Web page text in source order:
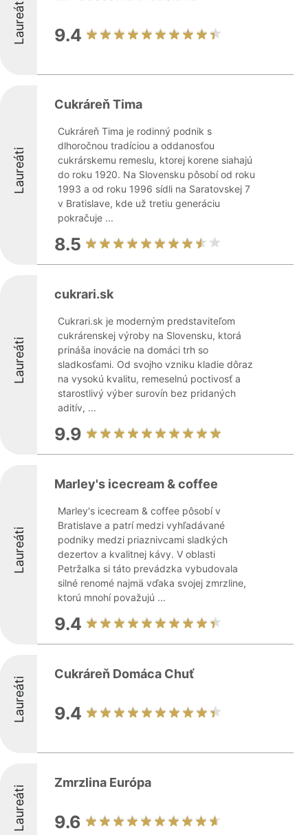
Laureáti 9.4
Laureáti
Cukráreň Tima
Cukráreň Tima je rodinný podnik s
dlhoročnou tradíciou a oddanosťou
cukrárskemu remeslu, ktorej korene siahajú
do roku 1920. Na Slovensku pôsobí od roku
1993 a od roku 1996 sídli na Saratovskej 7
v Bratislave, kde už tretiu generáciu
pokračuje ...
8.5
Laureáti
cukrari.sk
Cukrari.sk je moderným predstaviteľom
cukrárenskej výroby na Slovensku, ktorá
prináša inovácie na domáci trh so
sladkosťami. Od svojho vzniku kladie dôraz
na vysokú kvalitu, remeselnú poctivosť a
starostlivý výber surovín bez pridaných
aditív, ...
9.9
Laureáti
Marley's icecream & coffee
Marley's icecream & coffee pôsobí v
Bratislave a patrí medzi vyhľadávané
podniky medzi priaznivcami sladkých
dezertov a kvalitnej kávy. V oblasti
Petržalka si táto prevádzka vybudovala
silné renomé najmä vďaka svojej zmrzline,
ktorú mnohí považujú ...
9.4
Laureáti
Cukráreň Domáca Chuť
9.4
Laureáti
Zmrzlina Európa
9.6